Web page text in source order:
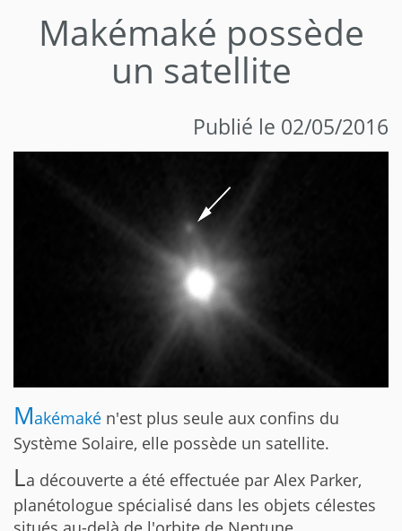
Makémaké possède
un satellite
Publié le 02/05/2016
Makémaké n'est plus seule aux confins du
Système Solaire, elle possède un satellite.
La découverte a été effectuée par Alex Parker,
planétologue spécialisé dans les objets célestes